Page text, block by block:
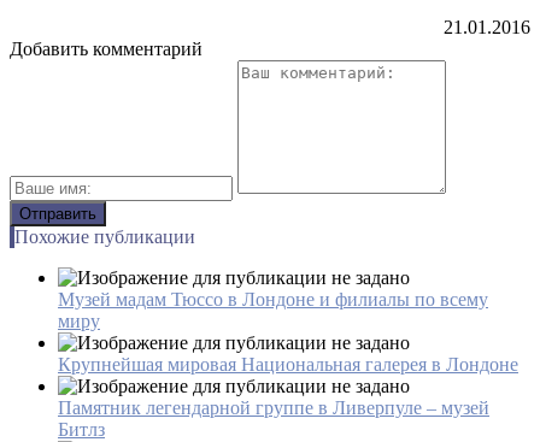
21.01.2016
Добавить комментарий
Похожие публикации
Музей мадам Тюссо в Лондоне и филиалы по всему
миру
Крупнейшая мировая Национальная галерея в Лондоне
Памятник легендарной группе в Ливерпуле – музей
Битлз